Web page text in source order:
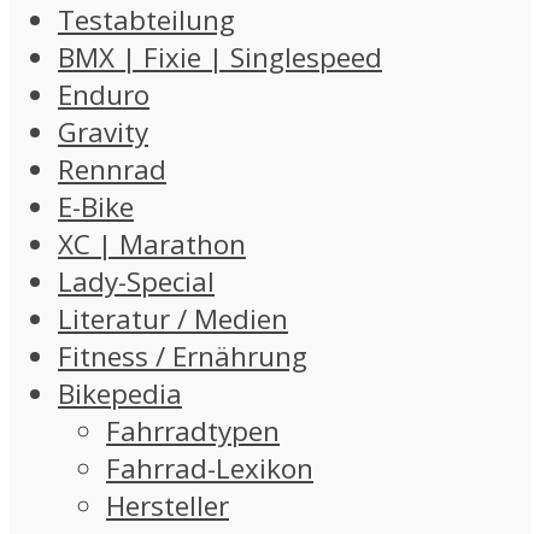
Testabteilung
BMX | Fixie | Singlespeed
Enduro
Gravity
Rennrad
E-Bike
XC | Marathon
Lady-Special
Literatur / Medien
Fitness / Ernährung
Bikepedia
Fahrradtypen
Fahrrad-Lexikon
Hersteller